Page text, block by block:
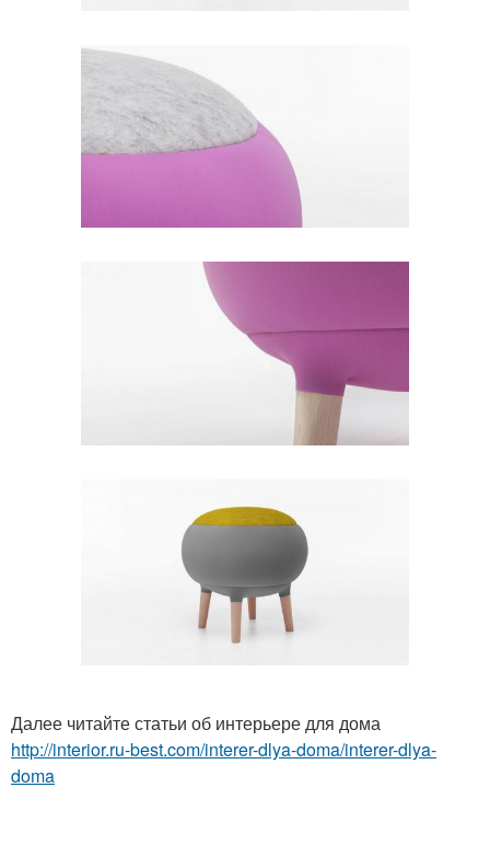
Далее читайте статьи об интерьере для дома
http://interior.ru-best.com/interer-dlya-doma/interer-dlya-
doma